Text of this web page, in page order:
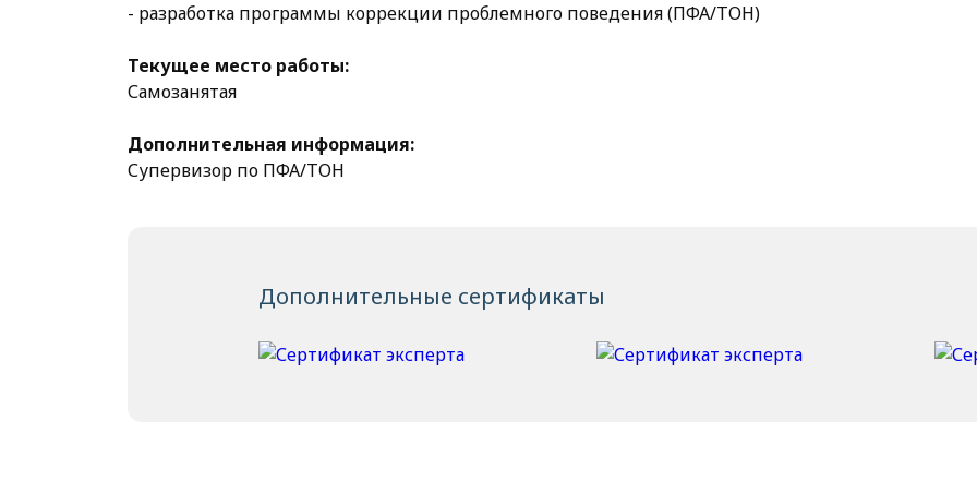
- разработка программы коррекции проблемного поведения (ПФА/ТОН)
Текущее место работы:
Самозанятая
Дополнительная информация:
Супервизор по ПФА/ТОН
Дополнительные сертификаты